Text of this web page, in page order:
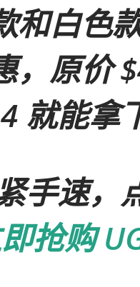
和白色
，原价
就能拿
手速，
抢购